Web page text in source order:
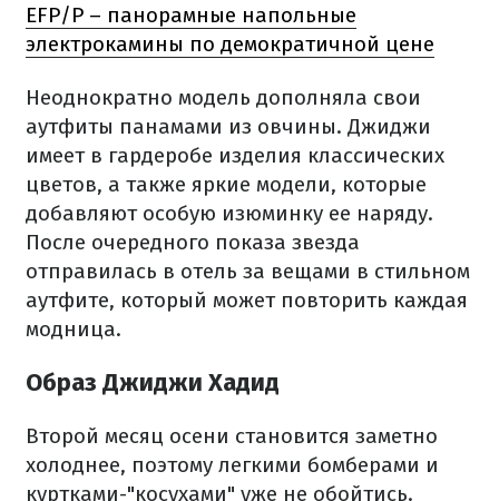
EFP/P – панорамные напольные
электрокамины по демократичной цене
Неоднократно модель дополняла свои
аутфиты панамами из овчины. Джиджи
имеет в гардеробе изделия классических
цветов, а также яркие модели, которые
добавляют особую изюминку ее наряду.
После очередного показа звезда
отправилась в отель за вещами в стильном
аутфите, который может повторить каждая
модница.
Образ Джиджи Хадид
Второй месяц осени становится заметно
холоднее, поэтому легкими бомберами и
куртками-"косухами" уже не обойтись.